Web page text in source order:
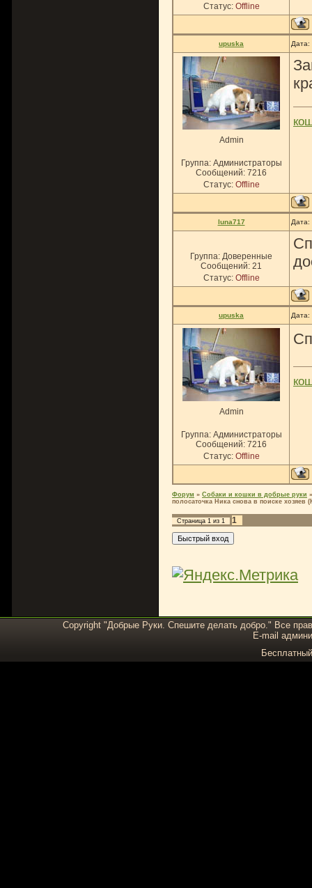
Статус: Offline
upuska
Admin
Группа: Администраторы
Сообщений: 7216
Статус: Offline
luna717
Группа: Доверенные
Сообщений: 21
Статус: Offline
upuska Дата:
Admin
Группа: Администраторы
Сообщений: 7216
Статус: Offline
Форум » Собаки и кошки в добрые руки »
полосаточка Ника снова в поиске хозяев
Страница 1 из 1 1
Copyright "Добрые Руки. Спешите делать добро." Все
E-mail